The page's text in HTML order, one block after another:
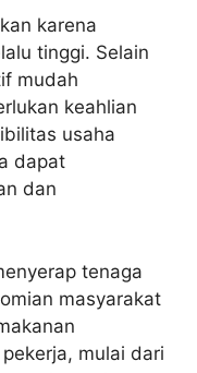
karena
tinggi. Selain
mudah
keahlian
usaha
dapat
dan
tenaga
masyarakat
mulai dari